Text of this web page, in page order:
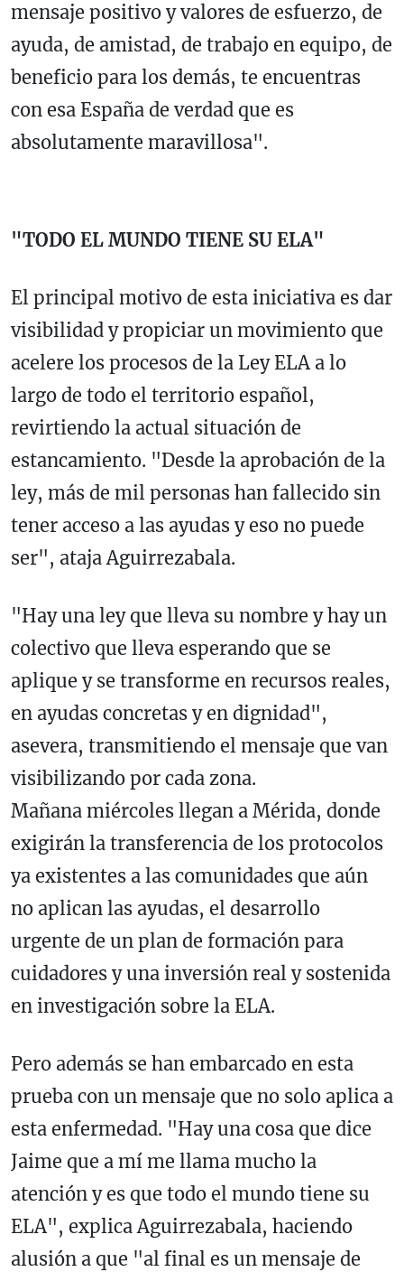
mensaje positivo y valores de esfuerzo, de
ayuda, de amistad, de trabajo en equipo, de
beneficio para los demás, te encuentras
con esa España de verdad que es
absolutamente maravillosa".
"TODO EL MUNDO TIENE SU ELA"
El principal motivo de esta iniciativa es dar
visibilidad y propiciar un movimiento que
acelere los procesos de la Ley ELA a lo
largo de todo el territorio español,
revirtiendo la actual situación de
estancamiento. "Desde la aprobación de la
ley, más de mil personas han fallecido sin
tener acceso a las ayudas y eso no puede
ser", ataja Aguirrezabala.
"Hay una ley que lleva su nombre y hay un
colectivo que lleva esperando que se
aplique y se transforme en recursos reales,
en ayudas concretas y en dignidad",
asevera, transmitiendo el mensaje que van
visibilizando por cada zona.
Mañana miércoles llegan a Mérida, donde
exigirán la transferencia de los protocolos
ya existentes a las comunidades que aún
no aplican las ayudas, el desarrollo
urgente de un plan de formación para
cuidadores y una inversión real y sostenida
en investigación sobre la ELA.
Pero además se han embarcado en esta
prueba con un mensaje que no solo aplica a
esta enfermedad. "Hay una cosa que dice
Jaime que a mí me llama mucho la
atención y es que todo el mundo tiene su
ELA", explica Aguirrezabala, haciendo
alusión a que "al final es un mensaje de